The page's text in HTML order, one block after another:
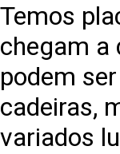
Temos
chegam a
podem
cadeiras,
variados